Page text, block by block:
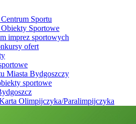
Sportu
Sportowe
imprez sportowych
ofert
Miasta Bydgoszczy
sportowe
Olimpijczyka/Paralimpijczyka